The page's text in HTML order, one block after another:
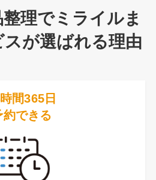
理でミライルま
が選ばれる理由
間365日
約できる